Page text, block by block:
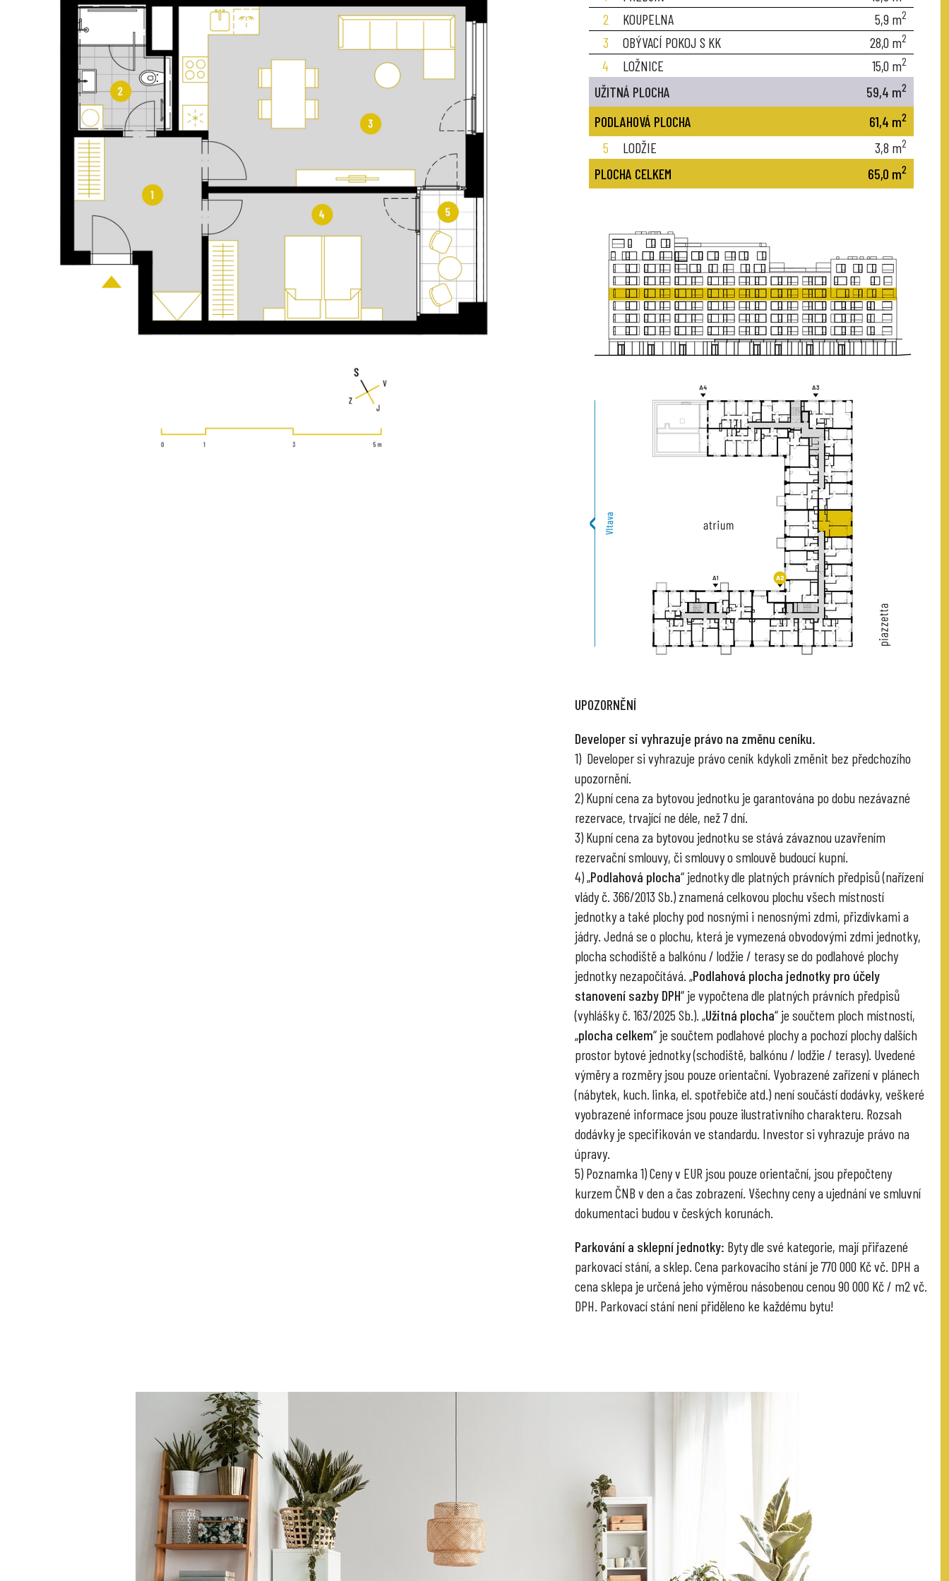
2
KOUPELNA 5,9 m2
3 OBÝVACÍ POKOJ S KK 28,0 m2
4 LOŽNICE 15,0 m2
UŽITNÁ PLOCHA 59,4 m2
PODLAHOVÁ PLOCHA 61,4 m2
5 LODŽIE 3,8 m2
PLOCHA CELKEM 65,0 m2
UPOZORNĚNÍ
Developer si vyhrazuje právo na změnu ceníku.
1) Developer si vyhrazuje právo ceník kdykoli změnit bez předchozího
upozornění.
2) Kupní cena za bytovou jednotku je garantována po dobu nezávazné
rezervace, trvající ne déle, než 7 dní.
3) Kupní cena za bytovou jednotku se stává závaznou uzavřením
rezervační smlouvy, či smlouvy o smlouvě budoucí kupní.
4) „Podlahová plocha“ jednotky dle platných právních předpisů (nařízení
vlády č. 366/2013 Sb.) znamená celkovou plochu všech místností
jednotky a také plochy pod nosnými i nenosnými zdmi, přizdívkami a
jádry. Jedná se o plochu, která je vymezená obvodovými zdmi jednotky,
plocha schodiště a balkónu / lodžie / terasy se do podlahové plochy
jednotky nezapočítává. „Podlahová plocha jednotky pro účely
stanovení sazby DPH“ je vypočtena dle platných právních předpisů
(vyhlášky č. 163/2025 Sb.). „Užitná plocha“ je součtem ploch místností,
„plocha celkem“ je součtem podlahové plochy a pochozí plochy dalších
prostor bytové jednotky (schodiště, balkónu / lodžie / terasy). Uvedené
výměry a rozměry jsou pouze orientační. Vyobrazené zařízení v plánech
(nábytek, kuch. linka, el. spotřebiče atd.) není součástí dodávky, veškeré
vyobrazené informace jsou pouze ilustrativního charakteru. Rozsah
dodávky je specifikován ve standardu. Investor si vyhrazuje právo na
úpravy.
5) Poznamka 1) Ceny v EUR jsou pouze orientační, jsou přepočteny
kurzem ČNB v den a čas zobrazení. Všechny ceny a ujednání ve smluvní
dokumentaci budou v českých korunách.
Parkování a sklepní jednotky: Byty dle své kategorie, mají přiřazené
parkovací stání, a sklep. Cena parkovacího stání je 770 000 Kč vč. DPH a
cena sklepa je určená jeho výměrou násobenou cenou 90 000 Kč / m2 vč.
DPH. Parkovací stání není přiděleno ke každému bytu!